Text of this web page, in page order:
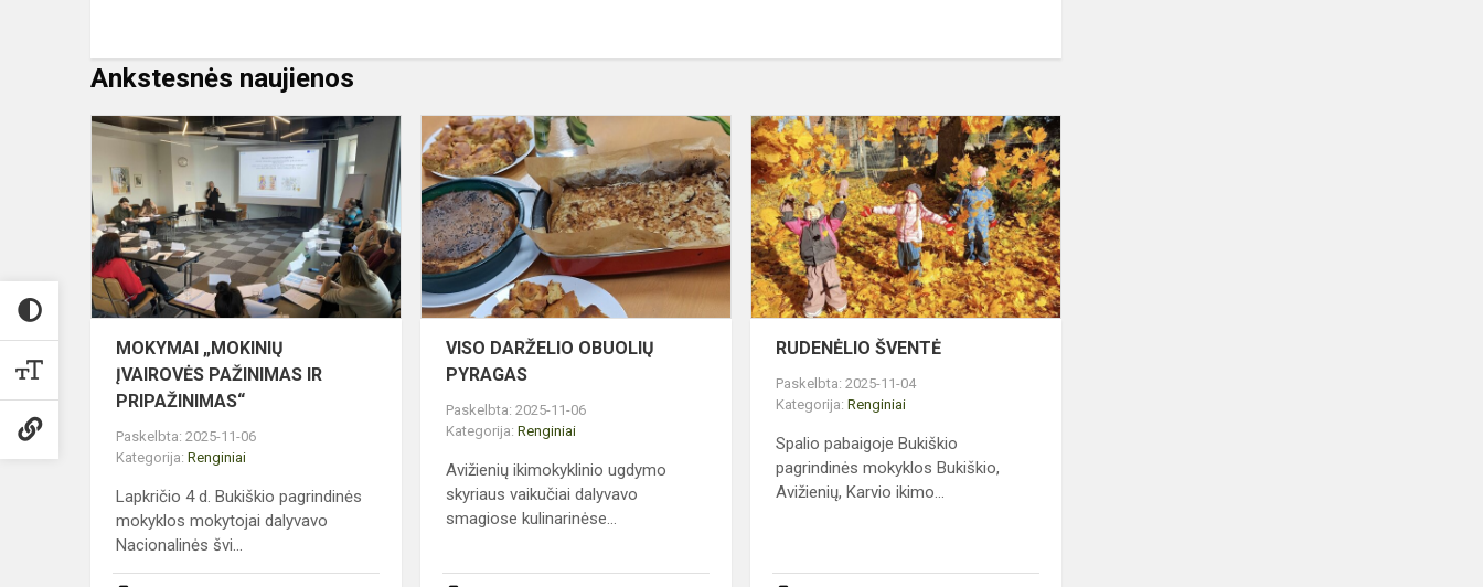
Ankstesnės naujienos
MOKYMAI
„MOKINIŲ
ĮVAIROVĖS
PAŽINIMAS
IR
PRIPAŽINIMAS“
MOKYMAI „MOKINIŲ
ĮVAIROVĖS PAŽINIMAS IR
PRIPAŽINIMAS“
Paskelbta: 2025-11-06
Kategorija: Renginiai
Lapkričio 4 d. Bukiškio pagrindinės
mokyklos mokytojai dalyvavo
Nacionalinės švi...
VISO
DARŽELIO
OBUOLIŲ
PYRAGAS
VISO DARŽELIO OBUOLIŲ
PYRAGAS
Paskelbta: 2025-11-06
Kategorija:Renginiai
Avižienių ikimokyklinio ugdymo
skyriaus vaikučiai dalyvavo
smagiose kulinarinėse...
RUDENĖLIO
ŠVENTĖ
RUDENĖLIO ŠVENTĖ
Paskelbta: 2025-11-04
Kategorija:Renginiai
Spalio pabaigoje Bukiškio
pagrindinės mokyklos Bukiškio,
Avižienių, Karvio ikimo...